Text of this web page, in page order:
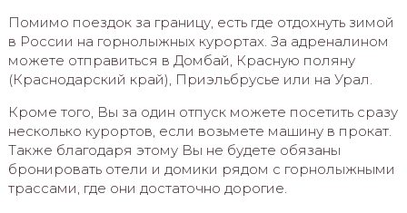
Помимо поездок за границу, есть где отдохнуть зимой
в России на горнолыжных курортах. За адреналином
можете отправиться в Домбай, Красную поляну
(Краснодарский край), Приэльбрусье или на Урал.
Кроме того, Вы за один отпуск можете посетить сразу
несколько курортов, если возьмете машину в прокат.
Также благодаря этому Вы не будете обязаны
бронировать отели и домики рядом с горнолыжными
трассами, где они достаточно дорогие.